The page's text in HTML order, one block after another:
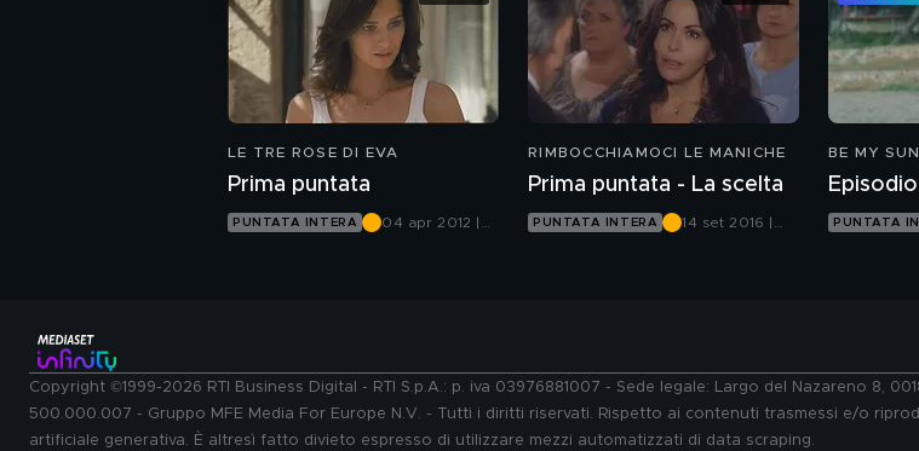
LE TRE ROSE DI EVA
Prima puntata
PUNTATA INTERA
04 apr 2012 |
RIMBOCCHIAMOCI LE MANICHE
Prima puntata - La scelta
PUNTATA INTERA
14 set 2016 |
BE MY
Episodio
PUNTATA
Copyright ©1999-2026 RTI Business Digital - RTI S.p.A.: p. iva 03976881007 - Sede legale: Largo del Nazareno 8,
500.000.007 - Gruppo MFE Media For Europe N.V. - Tutti i diritti riservati. Rispetto ai contenuti trasmessi e/o
artificiale generativa. È altresì fatto divieto espresso di utilizzare mezzi automatizzati di data scraping.